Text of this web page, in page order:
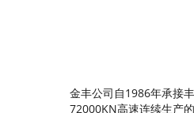
金丰公司自1986年承接
72000KN高速连续生产